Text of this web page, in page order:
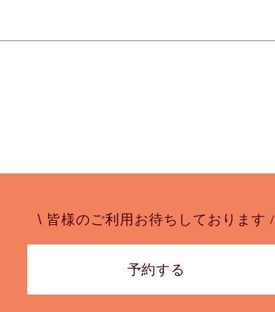
\ 皆様のご利用お待ちしております /
予約する